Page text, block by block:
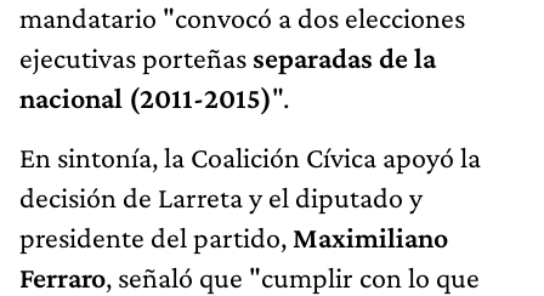
mandatario "convocó a dos elecciones
ejecutivas porteñas separadas de la
nacional (2011-2015)".
En sintonía, la Coalición Cívica apoyó la
decisión de Larreta y el diputado y
presidente del partido, Maximiliano
Ferraro, señaló que "cumplir con lo que